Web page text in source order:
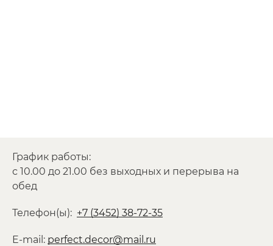
График работы:
с 10.00 до 21.00 без выходных и перерыва на
обед
Телефон(ы): +7 (3452) 38-72-35
E-mail: perfect.decor@mail.ru